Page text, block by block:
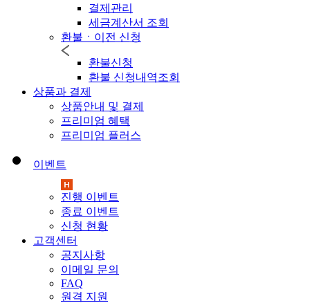
결제관리
세금계산서 조회
환불ㆍ이전 신청
환불신청
환불 신청내역조회
상품과 결제
상품안내 및 결제
프리미엄 혜택
프리미엄 플러스
이벤트
진행 이벤트
종료 이벤트
신청 현황
고객센터
공지사항
이메일 문의
FAQ
원격 지원